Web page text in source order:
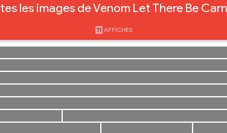
les images de Venom Let There Be
11 AFFICHES